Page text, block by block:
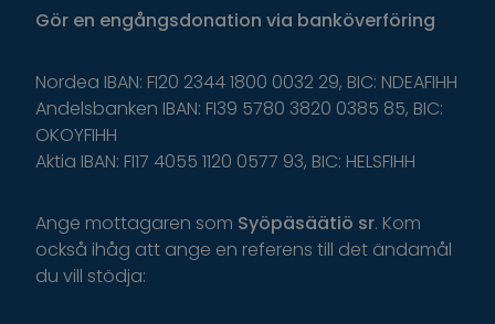
Gör en engångsdonation via banköverföring
Nordea IBAN: FI20 2344 1800 0032 29, BIC: NDEAFIHH
Andelsbanken IBAN: FI39 5780 3820 0385 85, BIC:
OKOYFIHH
Aktia IBAN: FI17 4055 1120 0577 93, BIC: HELSFIHH
Ange mottagaren som Syöpäsäätiö sr. Kom
också ihåg att ange en referens till det ändamål
du vill stödja: